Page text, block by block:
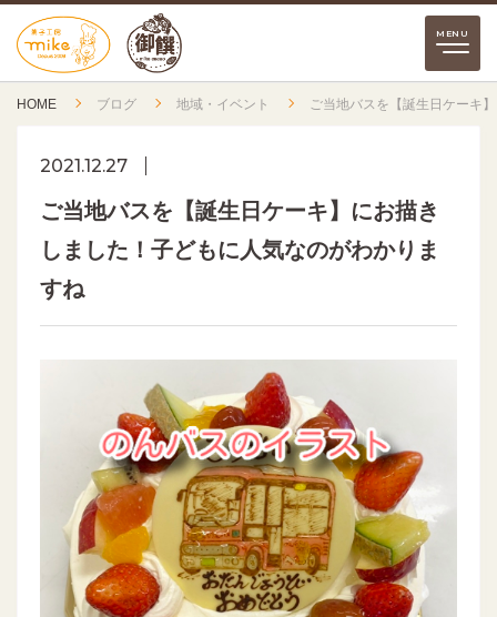
HOME ブログ 地域・イベント ご当地バスを【誕生日ケーキ
2021.12.27
ご当地バスを【誕生日ケーキ】にお描き
しました！子どもに人気なのがわかりま
すね